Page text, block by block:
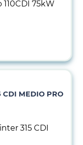
CDI MEDIO PRO